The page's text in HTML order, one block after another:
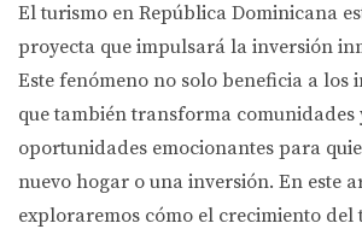
El turismo en República Dominicana
proyecta que impulsará la inversión
Este fenómeno no solo beneficia a los
que también transforma comunidades
oportunidades emocionantes para
nuevo hogar o una inversión. En este
exploraremos cómo el crecimiento del